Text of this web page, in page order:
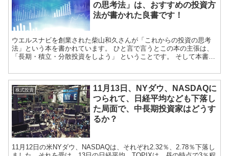
の思考法」は、おすすめの投資方
法が書かれた良書です！
ウエルスナビを創業された柴山和久さんが「これからの投資の思考
法」という本を書かれています。 ひと言で言うとこの本の主張は、
「長期・積立・分散投資をしよう」 ということです。 そして本書で
株式投資
11月13日、NYダウ、NASDAQに
つられて、日経平均なども下落し
た局面で、中長期投資家はどうす
るか？
11月12日の米NYダウ、NASDAQは、それぞれ2.32％、2.78％下落し